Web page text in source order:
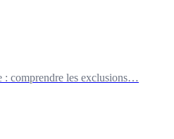
: comprendre les exclusions…